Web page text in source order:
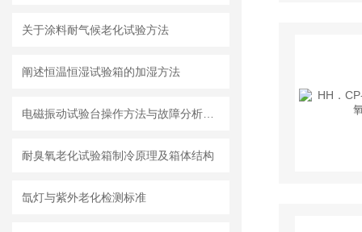
关于涂料耐气候老化试验方法
阐述恒温恒湿试验箱的加湿方法
耐臭氧老化试验箱制冷原理及箱体结构
氙灯与紫外老化检测标准